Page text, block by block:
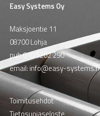
Easy Systems Oy
Maksjoentie 11
08700 Lohja
puh010 5262 290
email: info@easy-systems.fi
Toimitusehdot